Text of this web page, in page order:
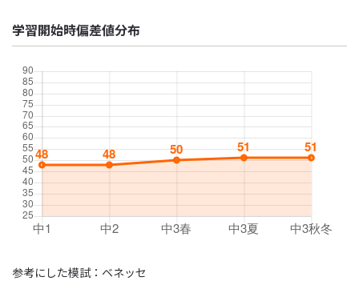
学習開始時偏差値分布
参考にした模試：ベネッセ